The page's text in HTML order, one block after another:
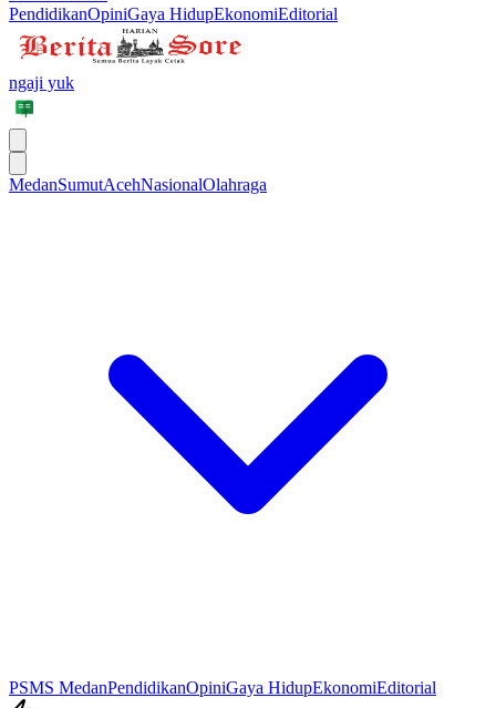
PendidikanOpiniGaya HidupEkonomiEditorial
ngaji yuk
MedanSumutAcehNasionalOlahraga
PSMS MedanPendidikanOpiniGaya HidupEkonomiEditorial